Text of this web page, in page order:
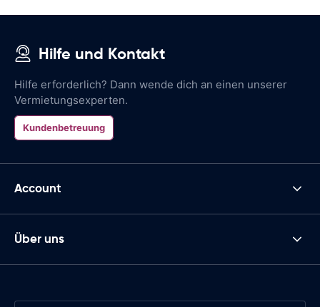
Hilfe und Kontakt
Hilfe erforderlich? Dann wende dich an einen unserer
Vermietungsexperten.
Kundenbetreuung
Account
Über uns